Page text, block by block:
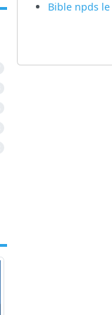
Bible npds